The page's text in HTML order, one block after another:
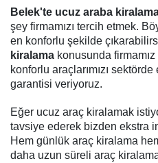
Belek'te ucuz araba
şey firmamızı tercih etmek.
en konforlu şekilde
kiralama konusunda
konforlu araçlarımızı
garantisi veriyoruz.
Eğer ucuz araç kiralamak
tavsiye ederek bizden ekstra
Hem günlük araç kiralama
daha uzun süreli araç